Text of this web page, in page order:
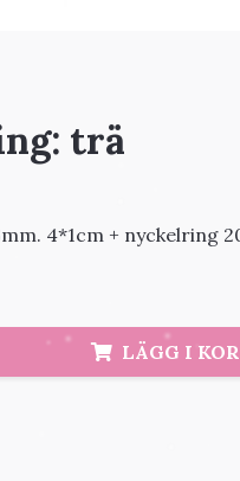
trä
4*1cm + nyckelring
LÄGG I